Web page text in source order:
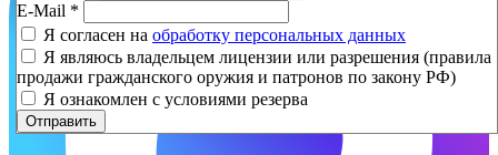
E-Mail *
Я согласен на обработку персональных данных
Я являюсь владельцем лицензии или разрешения (правила
продажи гражданского оружия и патронов по закону РФ)
Я ознакомлен с условиями резерва
Отправить